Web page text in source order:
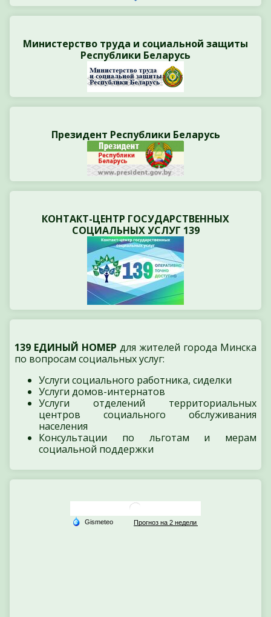
Министерство труда и социальной защиты
Республики Беларусь
Президент Республики Беларусь
КОНТАКТ-ЦЕНТР ГОСУДАРСТВЕННЫХ
СОЦИАЛЬНЫХ УСЛУГ 139
139 ЕДИНЫЙ НОМЕР для жителей города Минска
по вопросам социальных услуг:
Услуги социального работника, сиделки
Услуги домов-интернатов
Услуги отделений территориальных
центров социального обслуживания
населения
Консультации по льготам и мерам
социальной поддержки